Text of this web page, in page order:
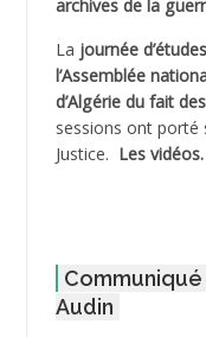
ADJANI Khaled
ADJAOUT
ADNI Mohamed Akli
ADOUL Arab *
AGOULMINE
archives de la
La journée
l’Assemblée
d’Algérie du fait
sessions ont porté
Justice. Les vidéos.
Communiqué
Audin